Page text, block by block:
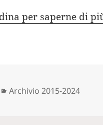
per saperne di
Categorie
Archivio 2015-2024